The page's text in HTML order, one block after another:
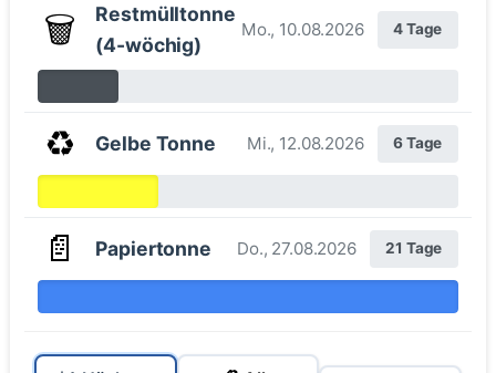
🗑️
Restmülltonne
(4-wöchig)
Mo., 10.08.2026 4 Tage
♻️ Gelbe Tonne Mi., 12.08.2026 6 Tage
📄 Papiertonne Do., 27.08.2026 21 Tage